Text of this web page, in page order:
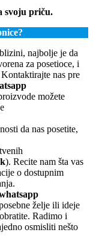
svoju priču.
najbolje je da
za posetioce, i
nas pre
možete
da nas posetite,
). Recite nam šta vas
o dostupnim
želje ili ideje
Radimo i
osmisliti nešto